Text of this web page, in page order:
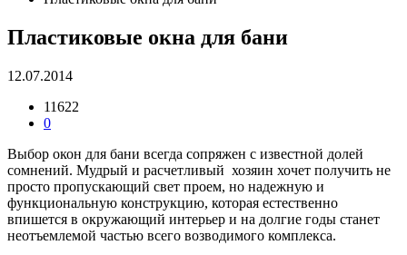
Пластиковые окна для бани
12.07.2014
11622
0
Выбор окон для бани всегда сопряжен с известной долей
сомнений. Мудрый и расчетливый хозяин хочет получить не
просто пропускающий свет проем, но надежную и
функциональную конструкцию, которая естественно
впишется в окружающий интерьер и на долгие годы станет
неотъемлемой частью всего возводимого комплекса.